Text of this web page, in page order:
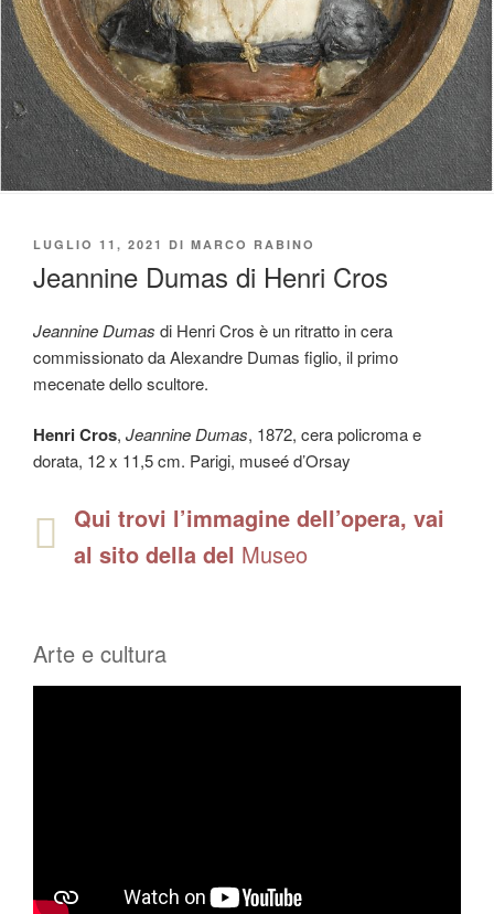
PUBBLICATO
LUGLIO 11, 2021 DI MARCO RABINO
Jeannine Dumas di Henri Cros
Jeannine Dumas di Henri Cros è un ritratto in cera
commissionato da Alexandre Dumas figlio, il primo
mecenate dello scultore.
Henri Cros, Jeannine Dumas, 1872, cera policroma e
dorata, 12 x 11,5 cm. Parigi, museé d’Orsay
Qui trovi l’immagine dell’opera, vai
al sito della del Museo
Arte e cultura